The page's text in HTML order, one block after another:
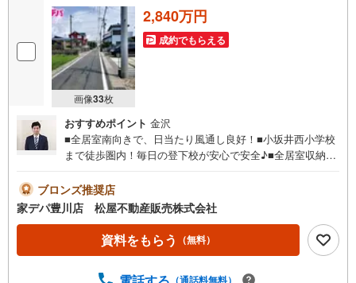
画像33枚
2,840万円
成約でもらえる
おすすめポイント 金沢
■全居室南向きで、日当たり風通し良好！■小坂井西小学校
まで徒歩圏内！毎日の登下校が安心で安全♪■全居室収納付
「耐久性」を備えた安心住宅■おすすめポイント ・壁面が
広く家具の配置がしやすいリビングは広さ17.7帖●家デパ
松屋不動産販売 のつよみ●・豊橋市・豊川市・知立市・浜
松市の4店舗営業中！三河エリア・遠州エリアの物件ならお
まかせください。新築戸建、中古戸建、中古マンション、
ブロンズ推奨店
家デパ豊川店 松屋不動産販売株式会社
資料をもらう （無料）
（通話料無料）